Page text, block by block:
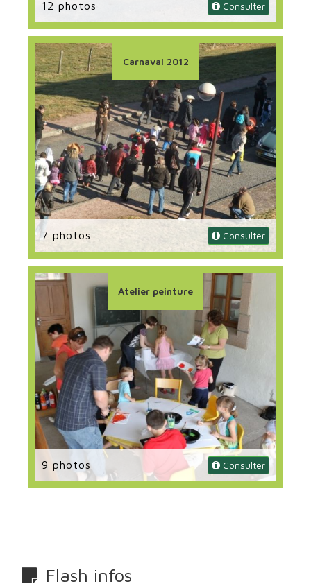
12 photos Consulter
Carnaval 2012
7 photos Consulter
Atelier peinture
9 photos Consulter
Flash infos